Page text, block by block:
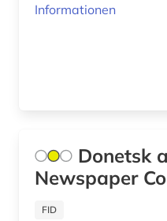
periodika (1)
Informationen
Donetsk
Newspaper
FID